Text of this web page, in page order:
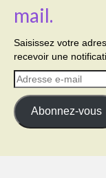
mail.
Saisissez votre
recevoir une
Adresse
e-
mail
Abonnez-vous